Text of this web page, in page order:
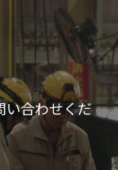
い合わせくだ